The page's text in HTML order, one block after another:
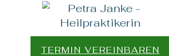
TERMIN VEREINBAREN